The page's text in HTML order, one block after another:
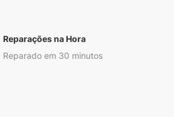
Reparações na Hora
Reparado em 30 minutos